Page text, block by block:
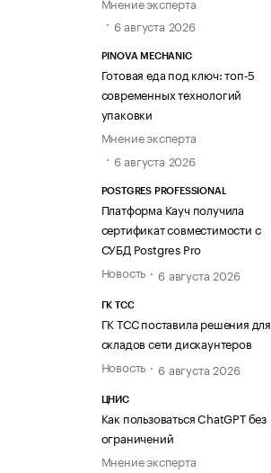
6 августа 2026
PINOVA MECHANIC
Готовая еда под ключ: топ-5
современных технологий
упаковки
Мнение эксперта
6 августа 2026
POSTGRES PROFESSIONAL
Платформа Кауч получила
сертификат совместимости с
СУБД Postgres Pro
Новость
6 августа 2026
ГК ТСС
ГК ТСС поставила решения для
складов сети дискаунтеров
Новость
6 августа 2026
ЦНИС
Как пользоваться ChatGPT без
ограничений
Мнение эксперта